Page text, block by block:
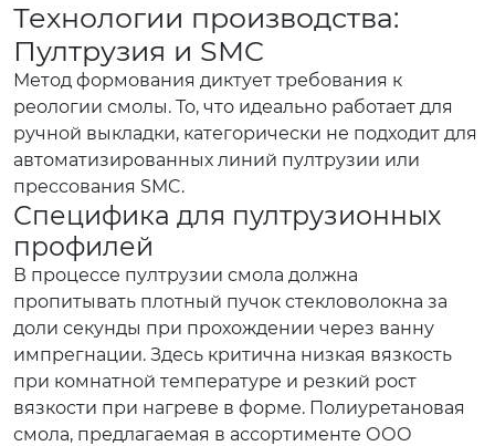
Технологии производства:
Пултрузия и SMC
Метод формования диктует требования к
реологии смолы. То, что идеально работает для
ручной выкладки, категорически не подходит для
автоматизированных линий пултрузии или
прессования SMC.
Специфика для пултрузионных
профилей
В процессе пултрузии смола должна
пропитывать плотный пучок стекловолокна за
доли секунды при прохождении через ванну
импрегнации. Здесь критична низкая вязкость
при комнатной температуре и резкий рост
вязкости при нагреве в форме. Полиуретановая
смола, предлагаемая в ассортименте ООО